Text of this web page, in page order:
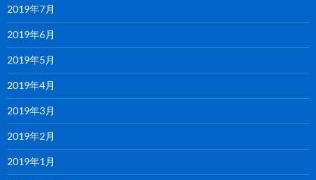
2019年7月
2019年6月
2019年5月
2019年4月
2019年3月
2019年2月
2019年1月